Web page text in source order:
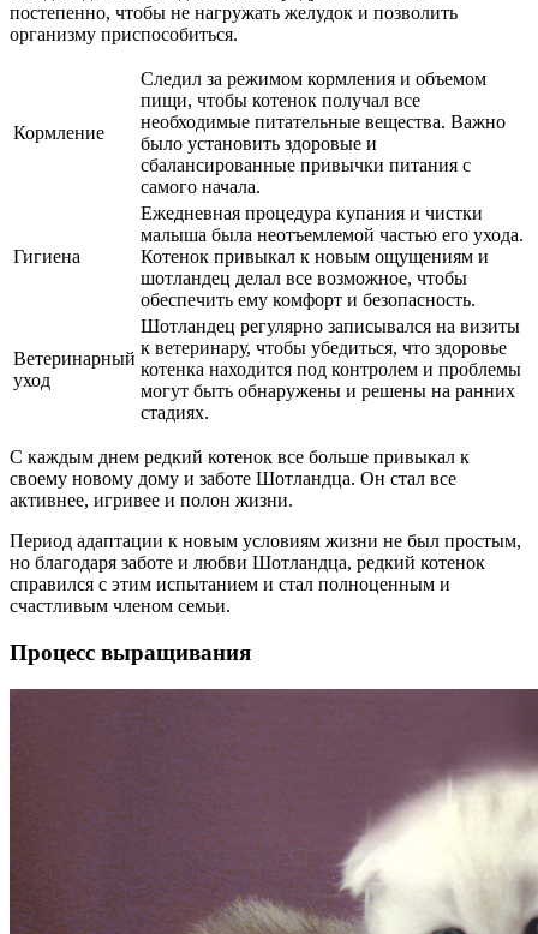
постепенно, чтобы не нагружать желудок и позволить
организму приспособиться.
Кормление
Следил за режимом кормления и объемом
пищи, чтобы котенок получал все
необходимые питательные вещества. Важно
было установить здоровые и
сбалансированные привычки питания с
самого начала.
Гигиена
Ежедневная процедура купания и чистки
малыша была неотъемлемой частью его ухода.
Котенок привыкал к новым ощущениям и
шотландец делал все возможное, чтобы
обеспечить ему комфорт и безопасность.
Ветеринарный
уход
Шотландец регулярно записывался на визиты
к ветеринару, чтобы убедиться, что здоровье
котенка находится под контролем и проблемы
могут быть обнаружены и решены на ранних
стадиях.
С каждым днем редкий котенок все больше привыкал к
своему новому дому и заботе Шотландца. Он стал все
активнее, игривее и полон жизни.
Период адаптации к новым условиям жизни не был простым,
но благодаря заботе и любви Шотландца, редкий котенок
справился с этим испытанием и стал полноценным и
счастливым членом семьи.
Процесс выращивания